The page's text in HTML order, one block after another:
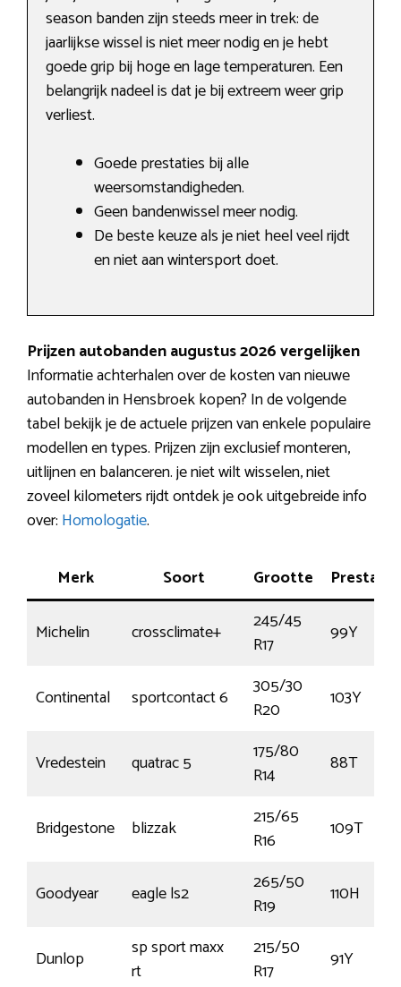
season banden zijn steeds meer in trek: de
jaarlijkse wissel is niet meer nodig en je hebt
goede grip bij hoge en lage temperaturen. Een
belangrijk nadeel is dat je bij extreem weer grip
verliest.
Goede prestaties bij alle
weersomstandigheden.
Geen bandenwissel meer nodig.
De beste keuze als je niet heel veel rijdt
en niet aan wintersport doet.
Prijzen autobanden augustus 2026 vergelijken
Informatie achterhalen over de kosten van nieuwe
autobanden in Hensbroek kopen? In de volgende
tabel bekijk je de actuele prijzen van enkele populaire
modellen en types. Prijzen zijn exclusief monteren,
uitlijnen en balanceren. je niet wilt wisselen, niet
zoveel kilometers rijdt ontdek je ook uitgebreide info
over: Homologatie.
Merk Soort Grootte Prestatie
Michelin crossclimate+
245/45
R17
99Y
Continental sportcontact 6
305/30
R20
103Y
Vredestein quatrac 5
175/80
R14
88T
Bridgestone blizzak
215/65
R16
109T
Goodyear eagle ls2
265/50
R19
110H
Dunlop
sp sport maxx
rt
215/50
R17
91Y